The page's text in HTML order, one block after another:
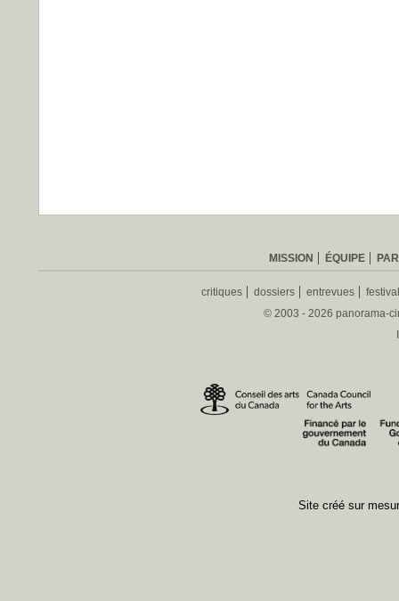
MISSION ÉQUIPE
critiques dossiers entrevues
© 2003 - 2026 panorama-
Site créé sur